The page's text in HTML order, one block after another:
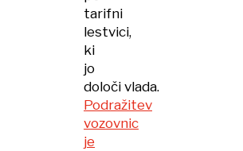
tarifni
lestvici,
ki
jo
določi vlada.
Podražitev
vozovnic
je